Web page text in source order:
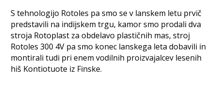
S tehnologijo Rotoles pa smo se v lanskem letu prvič
predstavili na indijskem trgu, kamor smo prodali dva
stroja Rotoplast za obdelavo plastičnih mas, stroj
Rotoles 300 4V pa smo konec lanskega leta dobavili in
montirali tudi pri enem vodilnih proizvajalcev lesenih
hiš Kontiotuote iz Finske.